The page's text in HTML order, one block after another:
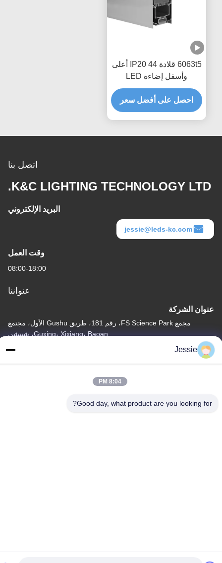
6063t5 قلادة IP20 44 أعلى
وأسفل إضاءة LED
الشخصي
احصل على أفضل سعر
اتصل بنا
K&C LIGHTING TECHNOLOGY LTD.
البريد الإلكتروني
jessie@leds-kc.com
وقت العمل
08:00-18:00
عنواننا
عنوان الشركة
مجمع FS Science Park، رقم 181، طريق Gushu الأول، مجتمع
Guxing، Xixiang، Baoan، شنتشن
عنوان المصنع
مجمع FS Science Park، رقم 181، طريق Gushu الأول، مجتمع
Guxing، Xixiang، Baoan، شنتشن
Jessie
8:04 PM
Good day, what product are you looking for?